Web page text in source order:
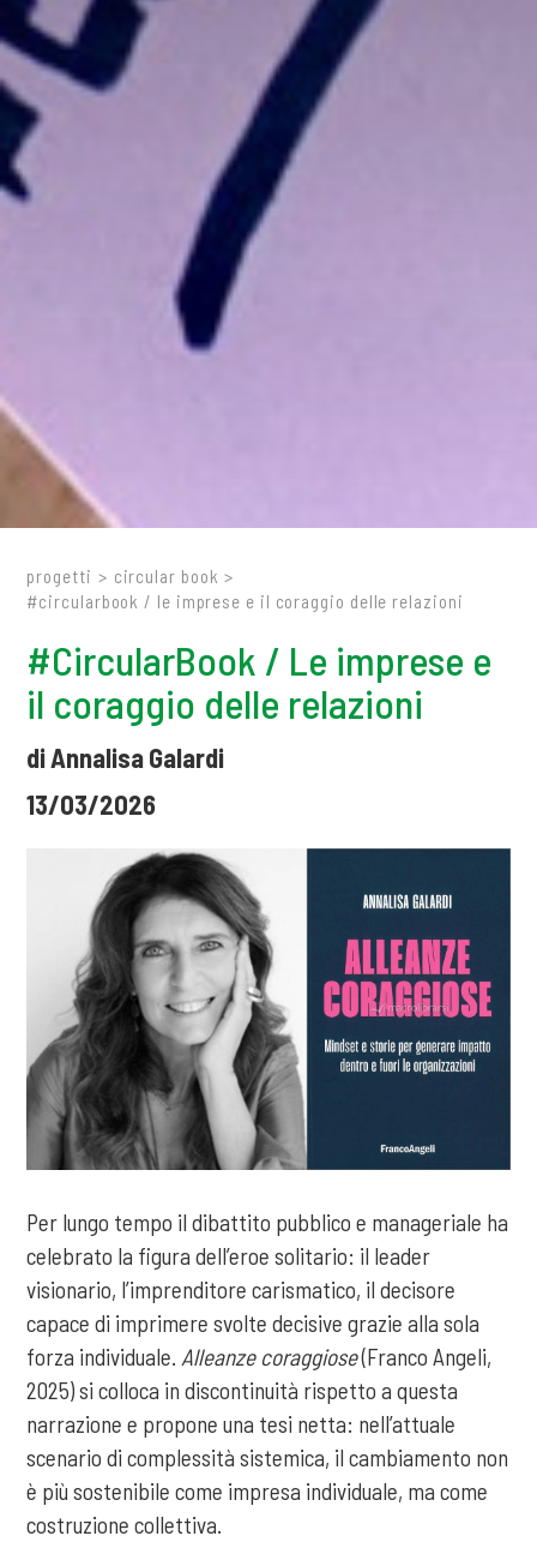
progetti > circular book >
#circularbook / le imprese e il coraggio delle relazioni
#CircularBook / Le imprese e
il coraggio delle relazioni
di Annalisa Galardi
13/03/2026
Per lungo tempo il dibattito pubblico e manageriale ha
celebrato la figura dell’eroe solitario: il leader
visionario, l’imprenditore carismatico, il decisore
capace di imprimere svolte decisive grazie alla sola
forza individuale. Alleanze coraggiose(Franco Angeli,
2025) si colloca in discontinuità rispetto a questa
narrazione e propone una tesi netta: nell’attuale
scenario di complessità sistemica, il cambiamento non
è più sostenibile come impresa individuale, ma come
costruzione collettiva.